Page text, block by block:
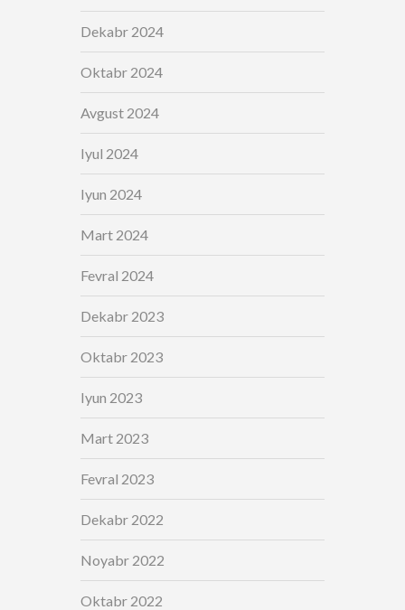
Dekabr 2024
Oktabr 2024
Avgust 2024
Iyul 2024
Iyun 2024
Mart 2024
Fevral 2024
Dekabr 2023
Oktabr 2023
Iyun 2023
Mart 2023
Fevral 2023
Dekabr 2022
Noyabr 2022
Oktabr 2022